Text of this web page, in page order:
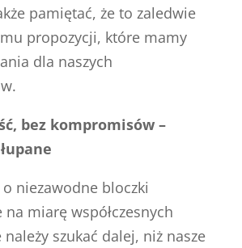
pamiętać, że to zaledwie
propozycji, które mamy
dla naszych
bez kompromisów –
o niezawodne bloczki
na miarę współczesnych
należy szukać dalej, niż nasze